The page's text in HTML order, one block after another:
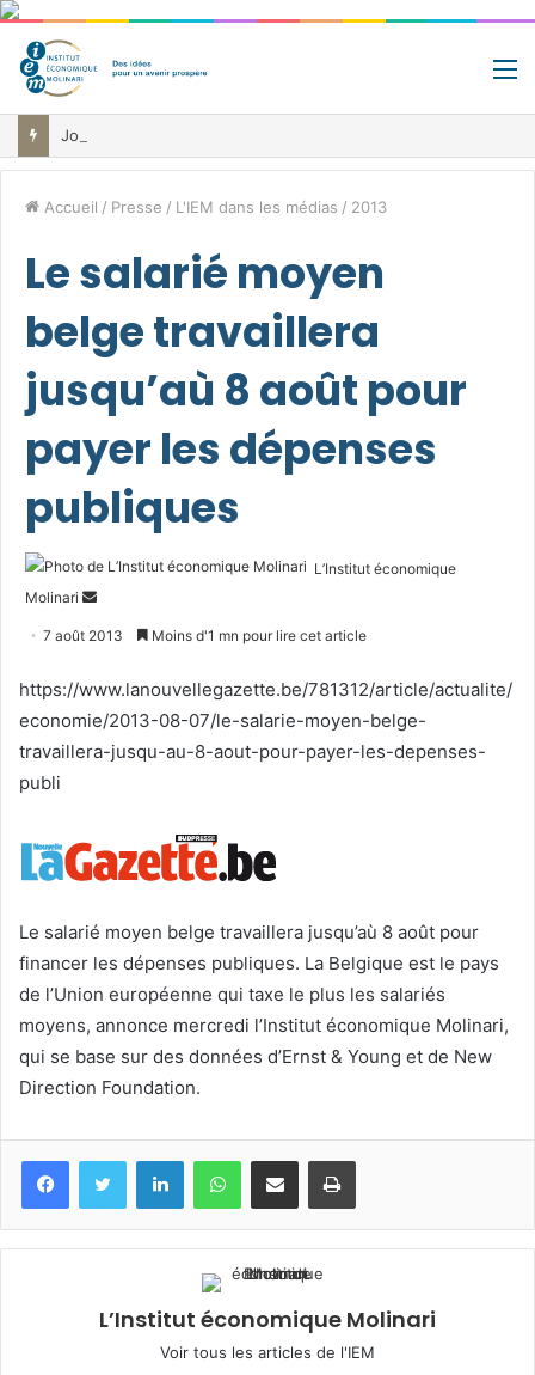
Accueil / Presse / L'IEM dans les médias / 2013
Le salarié moyen
belge travaillera
jusqu’aù 8 août pour
payer les dépenses
publiques
L’Institut économique
Molinari
Envoyer
7 août 2013 Moins d'1 mn pour lire cet article
https://www.lanouvellegazette.be/781312/article/actualite/
economie/2013-08-07/le-salarie-moyen-belge-
travaillera-jusqu-au-8-aout-pour-payer-les-depenses-
publi
Le salarié moyen belge travaillera jusqu’aù 8 août pour
financer les dépenses publiques. La Belgique est le pays
de l’Union européenne qui taxe le plus les salariés
moyens, annonce mercredi l’Institut économique Molinari,
qui se base sur des données d’Ernst & Young et de New
Direction Foundation.
FacebookTwitter LinkedinWhatsApp
Partagez par mail Imprimez
L’Institut économique Molinari
Voir tous les articles de l'IEM